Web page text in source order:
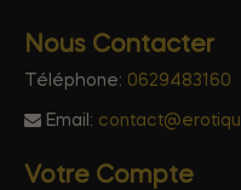
Nous Contacter
Téléphone: 0629483160
Email:
Votre Compte